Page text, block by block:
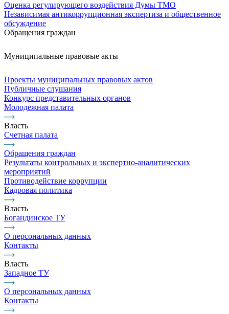
Оценка регулирующего воздействия Думы ТМО
Независимая антикоррупционная экспертиза и общественное
обсуждение
Обращения граждан
Муниципальные правовые акты
Проекты муниципальных правовых актов
Публичные слушания
Конкурс представительных органов
Молодежная палата
Власть
Счетная палата
Обращения граждан
Результаты контрольных и экспертно-аналитических
мероприятий
Противодействие коррупции
Кадровая политика
Власть
Богандинское ТУ
О персональных данных
Контакты
Власть
Западное ТУ
О персональных данных
Контакты